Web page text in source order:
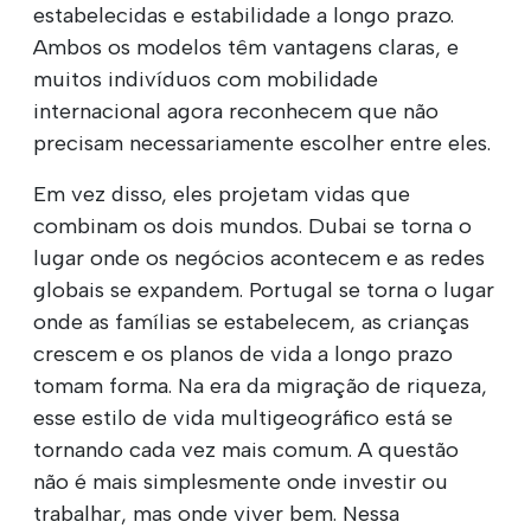
estabelecidas e estabilidade a longo prazo.
Ambos os modelos têm vantagens claras, e
muitos indivíduos com mobilidade
internacional agora reconhecem que não
precisam necessariamente escolher entre eles.
Em vez disso, eles projetam vidas que
combinam os dois mundos. Dubai se torna o
lugar onde os negócios acontecem e as redes
globais se expandem. Portugal se torna o lugar
onde as famílias se estabelecem, as crianças
crescem e os planos de vida a longo prazo
tomam forma. Na era da migração de riqueza,
esse estilo de vida multigeográfico está se
tornando cada vez mais comum. A questão
não é mais simplesmente onde investir ou
trabalhar, mas onde viver bem. Nessa